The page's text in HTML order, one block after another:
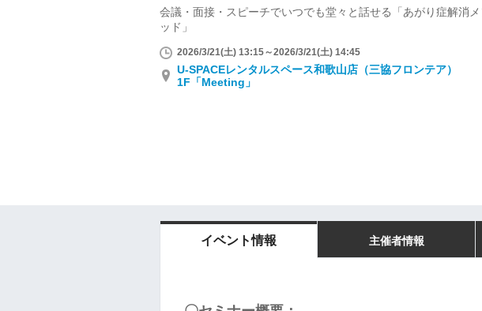
会議・面接・スピーチでいつでも堂々と話せる「あがり症解消メ
ッド」
2026/3/21(土) 13:15～2026/3/21(土) 14:45
U-SPACEレンタルスペース和歌山店（三協フロンテア）
1F「Meeting」
イベント情報 主催者情報